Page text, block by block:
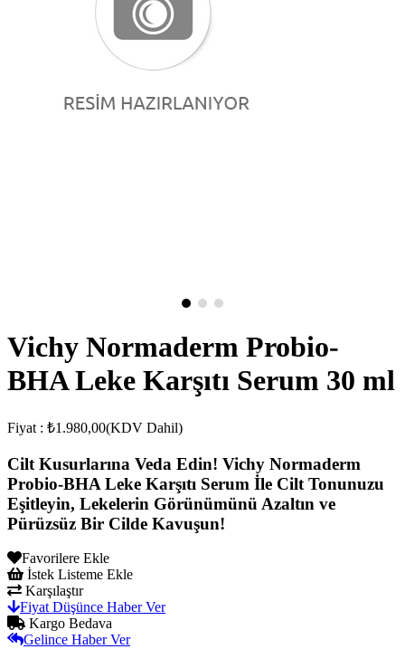
Vichy Normaderm Probio-
BHA Leke Karşıtı Serum 30 ml
Fiyat : ₺1.980,00(KDV Dahil)
Cilt Kusurlarına Veda Edin! Vichy Normaderm
Probio-BHA Leke Karşıtı Serum İle Cilt Tonunuzu
Eşitleyin, Lekelerin Görünümünü Azaltın ve
Pürüzsüz Bir Cilde Kavuşun!
Favorilere Ekle
İstek Listeme Ekle
Karşılaştır
Fiyat Düşünce Haber Ver
Kargo Bedava
Gelince Haber Ver